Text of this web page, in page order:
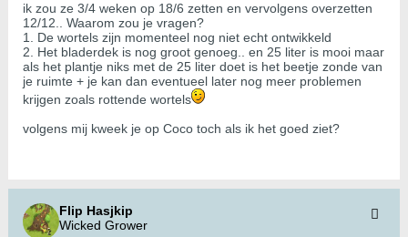
ik zou ze 3/4 weken op 18/6 zetten en vervolgens overzetten
12/12.. Waarom zou je vragen?
1. De wortels zijn momenteel nog niet echt ontwikkeld
2. Het bladerdek is nog groot genoeg.. en 25 liter is mooi maar
als het plantje niks met de 25 liter doet is het beetje zonde van
je ruimte + je kan dan eventueel later nog meer problemen
krijgen zoals rottende wortels
volgens mij kweek je op Coco toch als ik het goed ziet?
Flip Hasjkip
Wicked Grower